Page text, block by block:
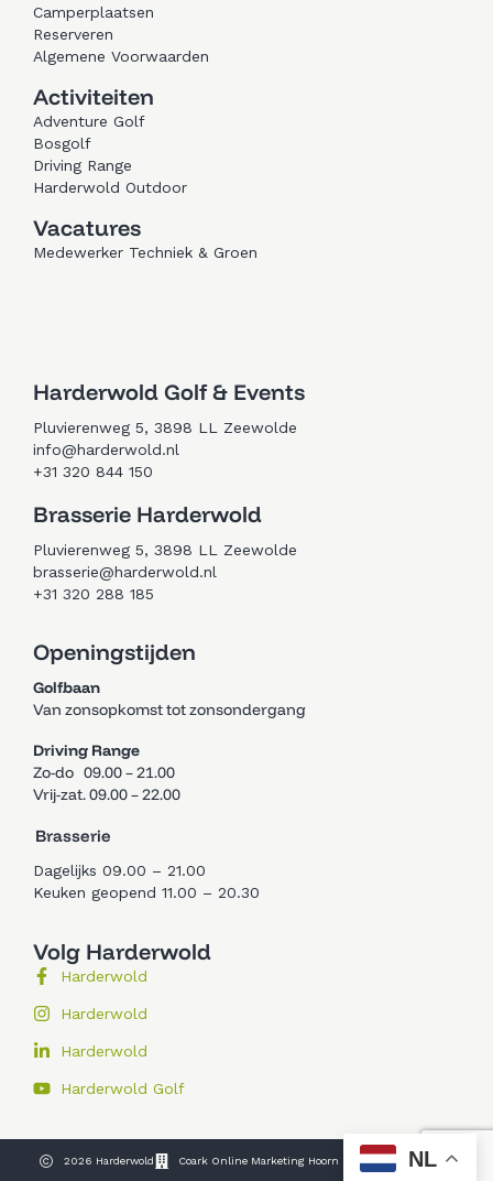
Camperplaatsen
Reserveren
Algemene Voorwaarden
Activiteiten
Adventure Golf
Bosgolf
Driving Range
Harderwold Outdoor
Vacatures
Medewerker Techniek & Groen
Harderwold Golf & Events
Pluvierenweg 5, 3898 LL Zeewolde
info@harderwold.nl
+31 320 844 150
Brasserie Harderwold
Pluvierenweg 5, 3898 LL Zeewolde
brasserie@harderwold.nl
+31 320 288 185
Openingstijden
Golfbaan
Van zonsopkomst tot zonsondergang
Driving Range
Zo-do 09.00 – 21.00
Vrij-zat. 09.00 – 22.00
Brasserie
Dagelijks 09.00 – 21.00
Keuken geopend 11.00 – 20.30
Volg Harderwold
Harderwold
Harderwold
Harderwold
Harderwold Golf
2026 Harderwold Coark Online Marketing Hoorn NL